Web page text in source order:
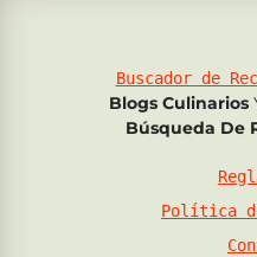
Buscador de
Blogs Culinarios
Búsqueda De
Política